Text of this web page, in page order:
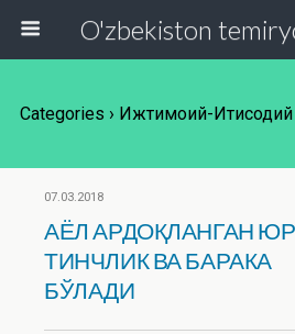
Categories › Ижтимоий-
07.03.2018
АЁЛ АРДОҚЛАНГАН
ТИНЧЛИК ВА БАРАКА
БЎЛАДИ